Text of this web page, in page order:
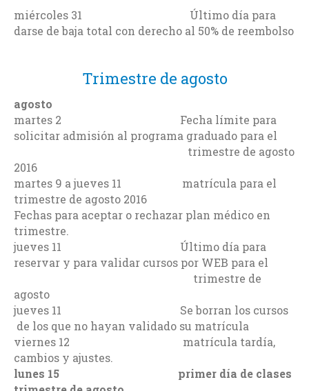
miércoles 31 Último día para
darse de baja total con derecho al 50% de reembolso
Trimestre de agosto
agosto
martes 2 Fecha límite para
solicitar admisión al programa graduado para el
trimestre de agosto
2016
martes 9 a jueves 11 matrícula para el
trimestre de agosto 2016
Fechas para aceptar o rechazar plan médico en
trimestre.
jueves 11 Último día para
reservar y para validar cursos por WEB para el
trimestre de
agosto
jueves 11 Se borran los cursos
de los que no hayan validado su matrícula
viernes 12 matrícula tardía,
cambios y ajustes.
lunes 15 primer día de clases